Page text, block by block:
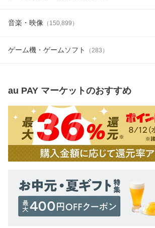
音楽・映像 （ 150,899 ）
ゲーム機・ゲームソフト （283 ）
au PAY マーケットのおすすめ